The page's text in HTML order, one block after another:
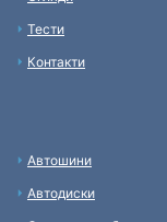
Тести
Контакти
Автошини
Автодиски